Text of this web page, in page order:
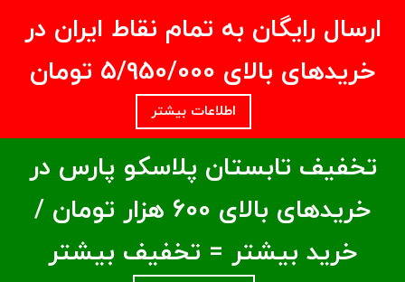
ارسال رایگان به تمام نقاط ایران در
خریدهای بالای ۵/950/000 تومان
اطلاعات بیشتر
تخفیف تابستان پلاسکو پارس در
خریدهای بالای ۶00 هزار تومان /
خرید بیشتر = تخفیف بیشتر